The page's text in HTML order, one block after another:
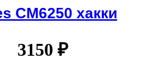
СМ6250 хакки
3150 ₽